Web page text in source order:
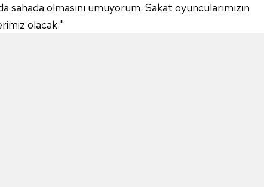
sahada olmasını umuyorum. Sakat oyuncularımızın
olacak."